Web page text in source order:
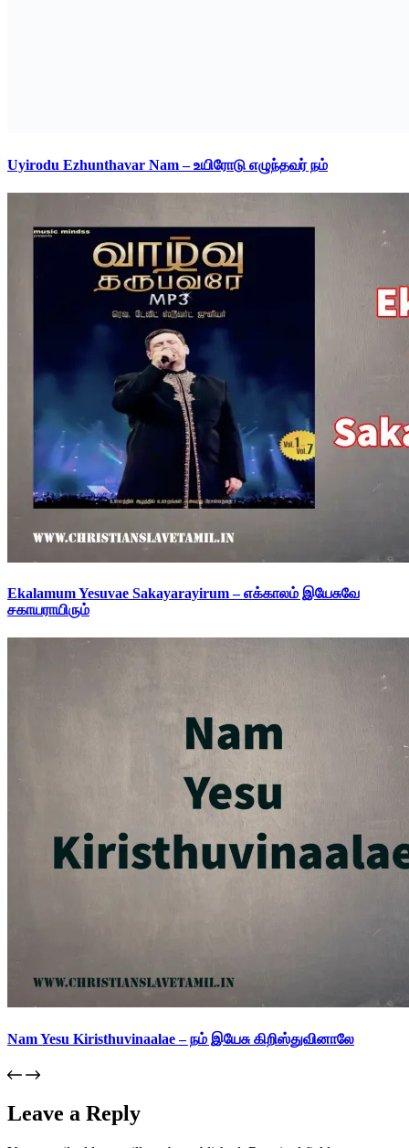
Uyirodu Ezhunthavar Nam – உயிரோடு எழுந்தவர் நம்
Ekalamum Yesuvae Sakayarayirum – எக்காலம் இயேசுவே
சகாயராயிரும்
Nam Yesu Kiristhuvinaalae – நம் இயேசு கிறிஸ்துவினாலே
Leave a Reply